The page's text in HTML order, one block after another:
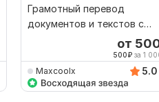
Грамотный перевод
документов и текстов с
русского на туркменский
от
500₽ за 1
Maxcoolx 5.0